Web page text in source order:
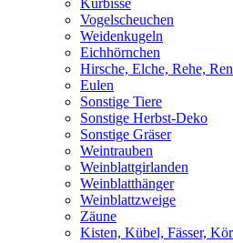
Vogelscheuchen
Weidenkugeln
Eichhörnchen
Hirsche, Elche, Rehe,
Eulen
Sonstige Tiere
Sonstige Herbst-Deko
Sonstige Gräser
Weintrauben
Weinblattgirlanden
Weinblatthänger
Weinblattzweige
Zäune
Kisten, Kübel, Fässer,